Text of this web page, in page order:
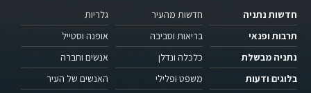
חדשות נתניה
תרבות ופנאי
נתניה מבשלת
בלוגים ודעות
חדשות מהעיר
בריאות וסביבה
כלכלה ונדלן
משפט ופלילי
גלריות
אופנה וסטייל
אנשים וחברה
האנשים של העיר